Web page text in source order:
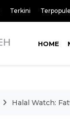
Terkini
HOME
Halal Watch: